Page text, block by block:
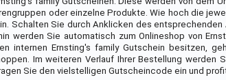
oder einzelne Produkte. Wie hoch die
Schalten Sie durch Anklicken des
werden Sie automatisch zum Onlineshop von
internen Ernsting's family Gutschein besitzen,
Im weiteren Verlauf Ihrer Bestellung werden
Sie den vielstelligen Gutscheincode ein und